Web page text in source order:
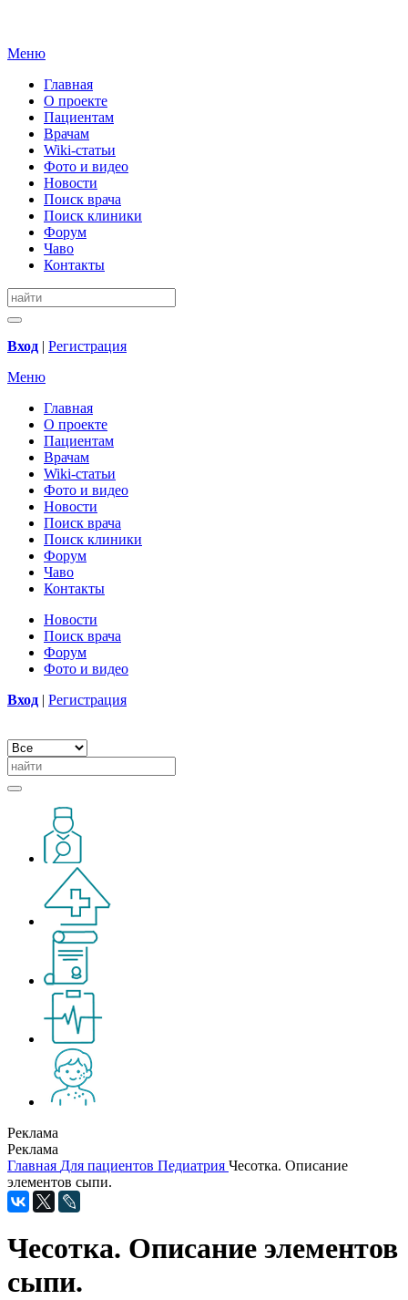
Меню
Главная
О проекте
Пациентам
Врачам
Wiki-статьи
Фото и видео
Новости
Поиск врача
Поиск клиники
Форум
Чаво
Контакты
Вход | Регистрация
Меню
Главная
О проекте
Пациентам
Врачам
Wiki-статьи
Фото и видео
Новости
Поиск врача
Поиск клиники
Форум
Чаво
Контакты
Новости
Поиск врача
Форум
Фото и видео
Вход | Регистрация
Реклама
Реклама
Главная Для пациентов Педиатрия Чесотка. Описание
элементов сыпи.
Чесотка. Описание элементов
сыпи.